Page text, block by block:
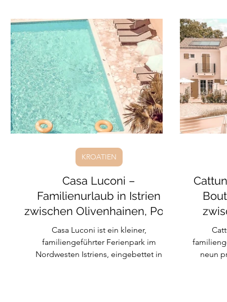
Eco-Unterkünfte Italien Österreich
Glamping & Camping Ski-Urlaub Reise Guide
Frankreich Surf-Urlaub Griechenland Sri
Casa Luconi –
Familienurlaub in Istrien
zwischen Olivenhainen, Pool
und echtem Zuhause-Gefühl
Casa Luconi ist ein kleiner,
familiengeführter Ferienpark im
Nordwesten Istriens, eingebettet in
KROATIEN
neun